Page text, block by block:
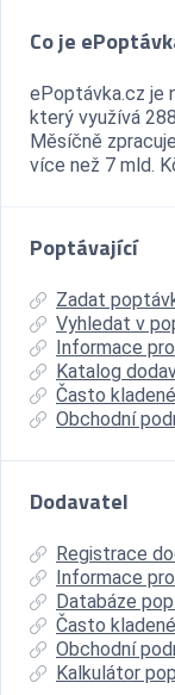
Co je
ePoptávka.cz je
který využívá
Měsíčně
více než 7 mld.
Poptávající
Zadat
Vyhledat v
Informace
Katalog
Často
Obchodní
Dodavatel
Registrace
Informace
Databáze
Často
Obchodní
Kalkulátor